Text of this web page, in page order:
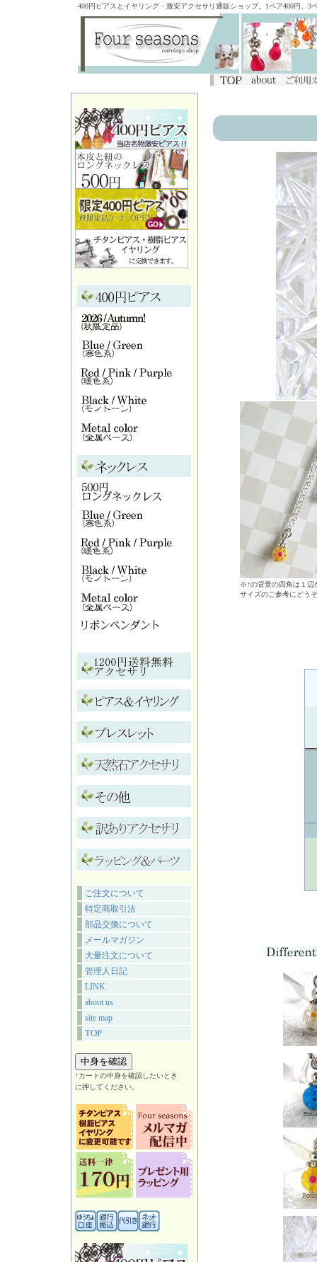
400円ピアスとイヤリング・激安アクセサリ通販ショップ。1ペア400円、
ご注文について
特定商取引法
部品交換について
メールマガジン
大量注文について
管理人日記
LINK
about us
site map
TOP
↑カートの中身を確認したいとき
に押してください。
※↑の背景の四角は１辺
サイズのご参考にどう